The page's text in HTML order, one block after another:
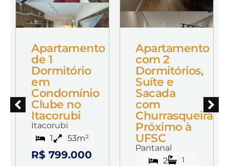
Apartamento
de 1
Dormitório
em
Condomínio
Clube no
Itacorubi
Itacorubi
1
53m²
R$ 799.000
Apartamento
com 2
Dormitórios,
Suíte e
Sacada
com
Churrasqueira
Próximo à
UFSC
Pantanal
2
1